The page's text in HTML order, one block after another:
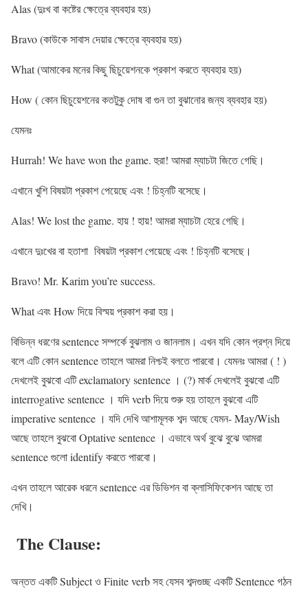
Alas (দুঃখ বা কষ্টের ক্ষেত্রে ব্যবহার হয়)
Bravo (কাউকে সাবাস দেয়ার ক্ষেত্রে ব্যবহার হয়)
What (আমাকের মনের কিছু ছিচুয়েশনকে প্রকাশ করতে ব্যবহার হয়)
How ( কোন ছিচুয়েশনের কতটুকু দোষ বা গুন তা বুঝানোর জন্য ব্যবহার হয়)
যেমনঃ
Hurrah! We have won the game. হুরা! আমরা ম্যাচটা জিতে গেছি।
এখানে খুশি বিষয়টা প্রকাশ পেয়েছে এবং ! চিহ্নটি বসেছে।
Alas! We lost the game. হায় ! হায়! আমরা ম্যাচটা হেরে গেছি।
এখানে দুঃখের বা হতাশা বিষয়টা প্রকাশ পেয়েছে এবং ! চিহ্নটি বসেছে।
Bravo! Mr. Karim you’re success.
What এবং How দিয়ে বিস্ময় প্রকাশ করা হয়।
বিভিন্ন ধরণের sentence সম্পর্কে বুঝলাম ও জানলাম। এখন যদি কোন প্রশ্ন দিয়ে
বলে এটি কোন sentence তাহলে আমরা নিশ্চই বলতে পারবো। যেমনঃ আমরা ( ! )
দেখলেই বুঝবো এটি exclamatory sentence । (?) মার্ক দেখলেই বুঝবো এটি
interrogative sentence । যদি verb দিয়ে শুরু হয় তাহলে বুঝবো এটি
imperative sentence । যদি দেখি আশামূলক শব্দ আছে যেমন- May/Wish
আছে তাহলে বুঝবো Optative sentence । এভাবে অর্থ বুঝে বুঝে আমরা
‍sentence গুলো identify করতে পারবো।
এখন তাহলে আরেক ধরনে sentence এর ডিভিশন বা ক্লাসিফিকেশন আছে তা
দেখি।
The Clause:
অন্তত একটি ‍Subject ও Finite verb সহ যেসব শব্দগুচ্ছ একটি Sentence গঠন